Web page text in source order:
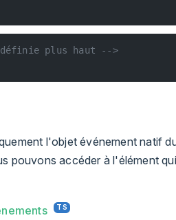
plus haut -->
l'objet événement natif
pouvons accéder à l'élément